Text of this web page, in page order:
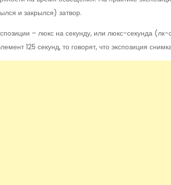
и закрылся) затвор.
– люкс на секунду, или люкс-секунда
125 секунд, то говорят, что экспозиция